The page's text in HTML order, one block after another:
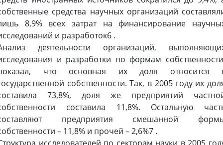
средства научных организаций
8,9% всех затрат на финансирование
и разработок6 .
деятельности организаций,
и разработки по формам
что основная их доля относится
собственности. Так, в 2005 году их
73,8%, доля же предприятий
составила 11,8%. Остальную
предприятия смешанной
– 11,8% и прочей – 2,6%7 .